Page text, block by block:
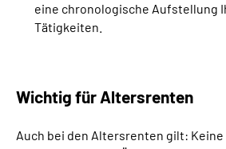
eine chronologische Aufstellung
Tätigkeiten.
Wichtig für Altersrenten
Auch bei den Altersrenten gilt: